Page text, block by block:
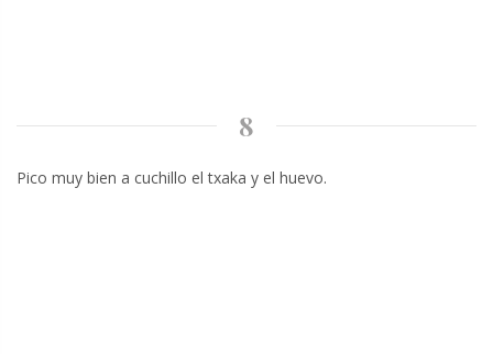
8
Pico muy bien a cuchillo el txaka y el huevo.